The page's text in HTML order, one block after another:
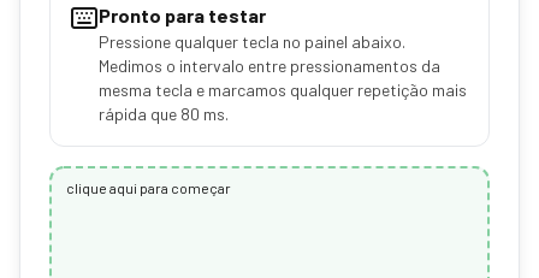
Pronto para testar
Pressione qualquer tecla no painel abaixo.
Medimos o intervalo entre pressionamentos da
mesma tecla e marcamos qualquer repetição mais
rápida que 80 ms.
clique aqui para começar